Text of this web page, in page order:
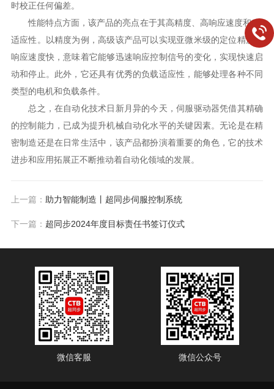
时校正任何偏差。
性能特点方面，该产品的亮点在于其高精度、高响应速度和*的
适应性。以精度为例，高级该产品可以实现亚微米级的定位精度。
响应速度快，意味着它能够迅速响应控制信号的变化，实现快速启
动和停止。此外，它还具有优秀的负载适应性，能够处理各种不同
类型的电机和负载条件。
总之，在自动化技术日新月异的今天，伺服驱动器凭借其精确
的控制能力，已成为提升机械自动化水平的关键因素。无论是在精
密制造还是在日常生活中，该产品都扮演着重要的角色，它的技术
进步和应用拓展正不断推动着自动化领域的发展。
上一篇： 助力智能制造丨超同步伺服控制系统
下一篇： 超同步2024年度目标责任书签订仪式
微信客服 微信公众号